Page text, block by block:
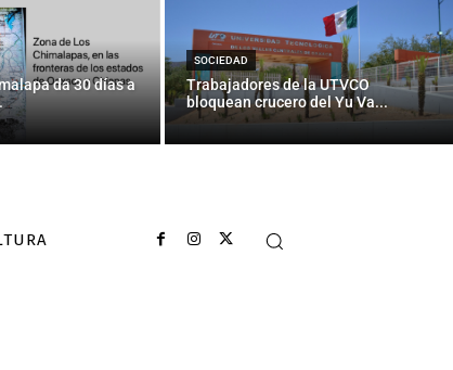
da 30 días a
SOCIEDAD
Trabajadores de la UTVCO
bloquean crucero del Yu Va...